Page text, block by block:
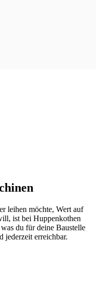
leihen möchte, Wert auf
ist bei Huppenkothen
du für deine Baustelle
jederzeit erreichbar.